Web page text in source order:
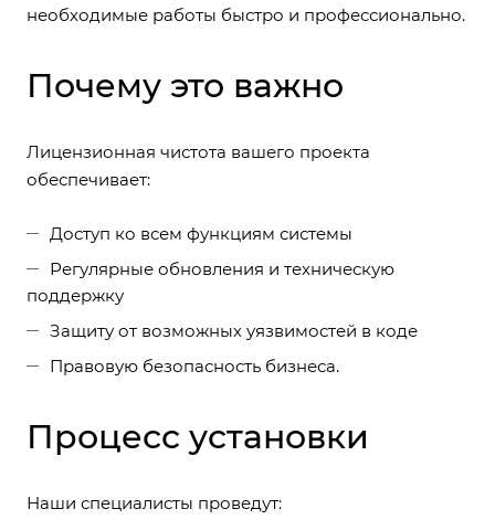
необходимые работы быстро и профессионально.
Почему это важно
Лицензионная чистота вашего проекта
обеспечивает:
Доступ ко всем функциям системы
Регулярные обновления и техническую
поддержку
Защиту от возможных уязвимостей в коде
Правовую безопасность бизнеса.
Процесс установки
Наши специалисты проведут: